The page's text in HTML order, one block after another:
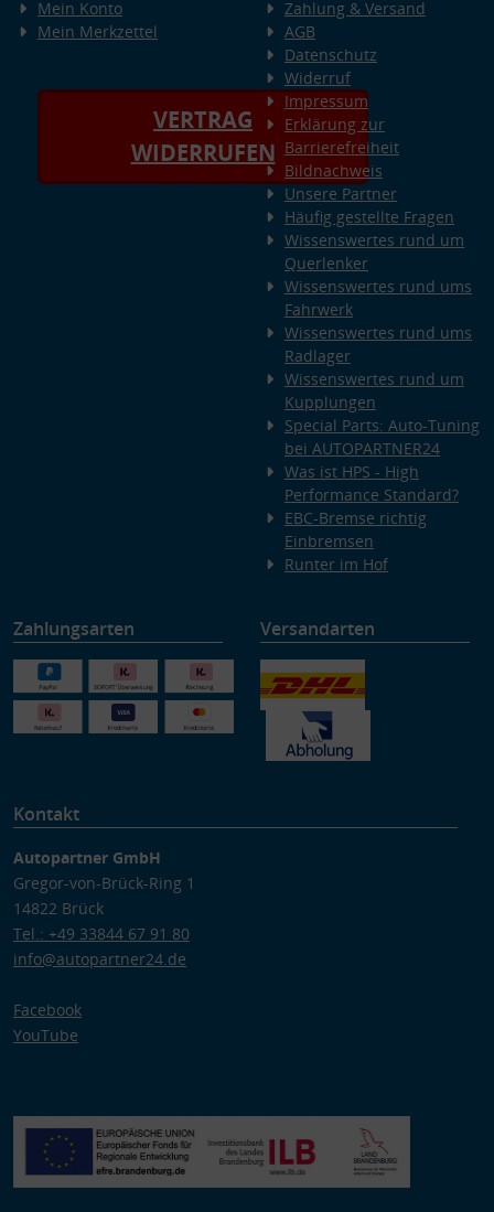
Mein Konto
Mein Merkzettel
VERTRAG
WIDERRUFEN
Zahlung & Versand
AGB
Datenschutz
Widerruf
Impressum
Erklärung zur
Barrierefreiheit
Bildnachweis
Unsere Partner
Häufig gestellte Fragen
Wissenswertes rund um
Querlenker
Wissenswertes rund ums
Fahrwerk
Wissenswertes rund ums
Radlager
Wissenswertes rund um
Kupplungen
Special Parts: Auto-Tuning
bei AUTOPARTNER24
Was ist HPS - High
Performance Standard?
EBC-Bremse richtig
Einbremsen
Runter im Hof
Zahlungsarten Versandarten
Kontakt
Autopartner GmbH
Gregor-von-Brück-Ring 1
14822 Brück
Tel.: +49 33844 67 91 80
info@autopartner24.de
Facebook
YouTube